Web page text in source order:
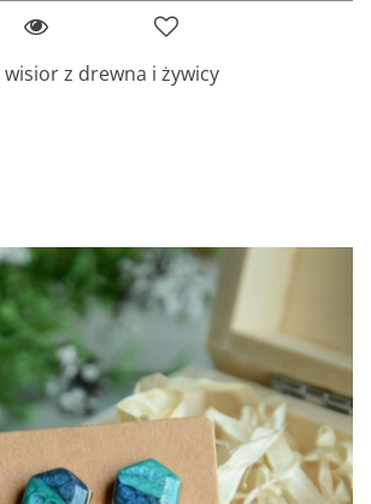
z drewna i żywicy